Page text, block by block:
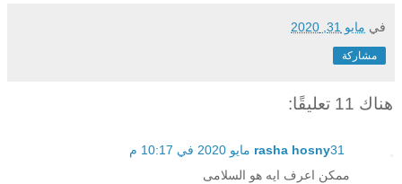
في مايو 31, 2020
مشاركة
هناك 11 تعليقًا:
rasha hosny31 مايو 2020 في 10:17 م
ممكن اعرف ايه هو السلامى